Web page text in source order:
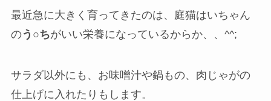
最近急に大きく育ってきたのは、庭猫はいちゃん
のう○ちがいい栄養になっているからか、、^^;
サラダ以外にも、お味噌汁や鍋もの、肉じゃがの
仕上げに入れたりもします。